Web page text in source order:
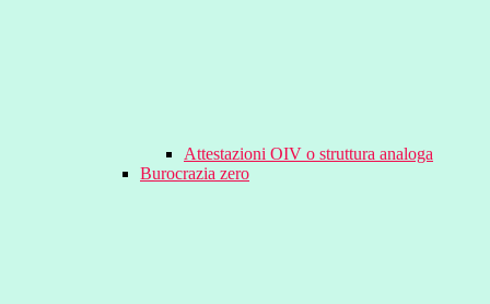
Attestazioni OIV o struttura analoga
Burocrazia zero